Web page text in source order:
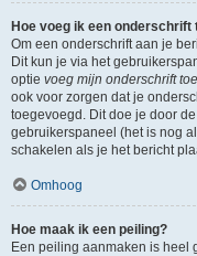
Hoe voeg ik een
Om een onderschrift aan je
Dit kun je via het
optie voeg mijn onderschrift toe
ook voor zorgen dat je
toegevoegd. Dit doe je door
gebruikerspaneel (het is nog
schakelen als je het bericht
Omhoog
Hoe maak ik een peiling?
Een peiling aanmaken is heel